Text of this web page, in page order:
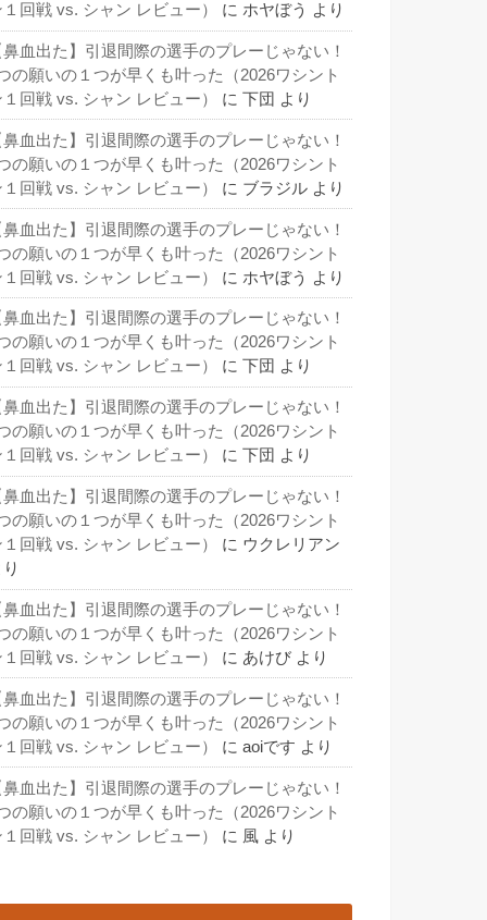
１回戦 vs. シャン レビュー）
に ホヤぼう より
鼻血出た】引退間際の選手のプレーじゃない！
の願いの１つが早くも叶った（2026ワシント
１回戦 vs. シャン レビュー）
に 下団 より
鼻血出た】引退間際の選手のプレーじゃない！
の願いの１つが早くも叶った（2026ワシント
１回戦 vs. シャン レビュー）
に ブラジル より
鼻血出た】引退間際の選手のプレーじゃない！
の願いの１つが早くも叶った（2026ワシント
１回戦 vs. シャン レビュー）
に ホヤぼう より
鼻血出た】引退間際の選手のプレーじゃない！
の願いの１つが早くも叶った（2026ワシント
１回戦 vs. シャン レビュー）
に 下団 より
鼻血出た】引退間際の選手のプレーじゃない！
の願いの１つが早くも叶った（2026ワシント
１回戦 vs. シャン レビュー）
に 下団 より
鼻血出た】引退間際の選手のプレーじゃない！
の願いの１つが早くも叶った（2026ワシント
１回戦 vs. シャン レビュー）
に ウクレリアン
鼻血出た】引退間際の選手のプレーじゃない！
の願いの１つが早くも叶った（2026ワシント
１回戦 vs. シャン レビュー）
に あけび より
鼻血出た】引退間際の選手のプレーじゃない！
の願いの１つが早くも叶った（2026ワシント
１回戦 vs. シャン レビュー）
に aoiです より
鼻血出た】引退間際の選手のプレーじゃない！
の願いの１つが早くも叶った（2026ワシント
１回戦 vs. シャン レビュー）
に 風 より